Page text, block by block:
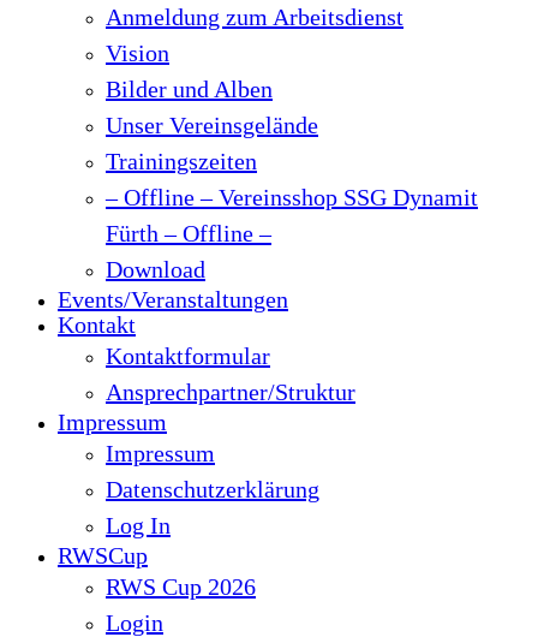
Anmeldung zum Arbeitsdienst
Vision
Bilder und Alben
Unser Vereinsgelände
Trainingszeiten
– Offline – Vereinsshop SSG Dynamit
Fürth – Offline –
Download
Events/Veranstaltungen
Kontakt
Kontaktformular
Ansprechpartner/Struktur
Impressum
Impressum
Datenschutzerklärung
Log In
RWSCup
RWS Cup 2026
Login